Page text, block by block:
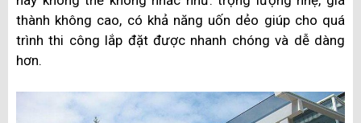
thành không cao, có khả năng uốn dẻo giúp cho quá
trình thi công lắp đặt được nhanh chóng và dễ dàng
hơn.